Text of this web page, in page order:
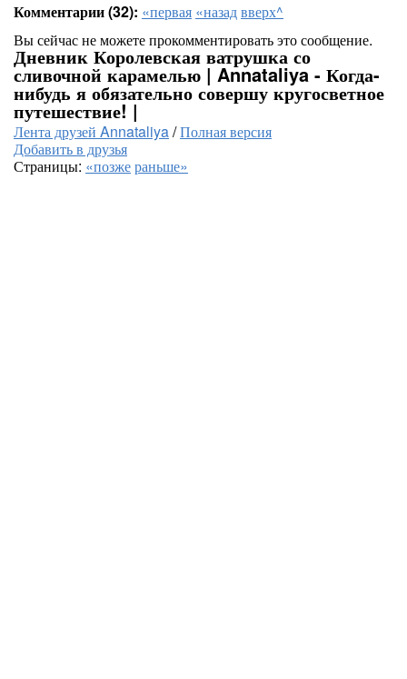
Комментарии (32): «первая «назадвверх^
Вы сейчас не можете прокомментировать это сообщение.
Дневник Королевская ватрушка со
сливочной карамелью | Annataliya - Когда-
нибудь я обязательно совершу кругосветное
путешествие! |
Лента друзей Annataliya/Полная версия
Добавить в друзья
Страницы: «позжераньше»